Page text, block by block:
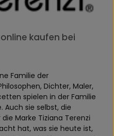
kaufen bei
Familie der
Dichter, Maler,
spielen in der Familie
Auch sie selbst, die
Marke Tiziana Terenzi
hat, was sie heute ist,